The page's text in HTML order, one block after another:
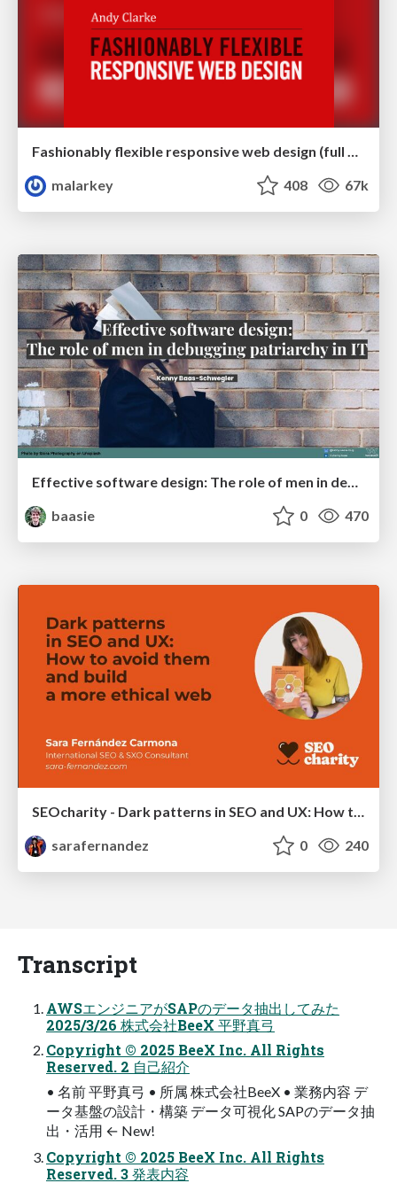
Fashionably flexible responsive web design (full day workshop)
malarkey
408 67k
Effective software design: The role of men in debugging patriarchy in IT @ Voxxed Days AMS
baasie
0 470
SEOcharity - Dark patterns in SEO and UX: How to avoid them and build a more ethical web
sarafernandez
0 240
Transcript
AWSエンジニアがSAPのデータ抽出してみた
2025/3/26 株式会社BeeX 平野真弓
Copyright © 2025 BeeX Inc. All Rights
Reserved. 2 自己紹介
• 名前 平野真弓 • 所属 株式会社BeeX • 業務内容 デ
ータ基盤の設計・構築 データ可視化 SAPのデータ抽
出・活用 ← New!
Copyright © 2025 BeeX Inc. All Rights
Reserved. 3 発表内容